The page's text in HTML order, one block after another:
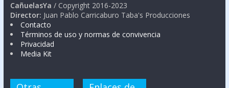
CañuelasYa / Copyright 2016-2023
Director: Juan Pablo Carricaburo Taba's Producciones
Contacto
Términos de uso y normas de convivencia
Privacidad
Media Kit